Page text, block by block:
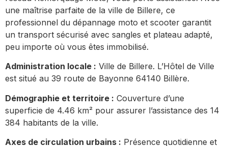
une maîtrise parfaite de la ville de Billere, ce
professionnel du dépannage moto et scooter garantit
un transport sécurisé avec sangles et plateau adapté,
peu importe où vous êtes immobilisé.
Administration locale : Ville de Billere. L’Hôtel de Ville
est situé au 39 route de Bayonne 64140 Billère.
Démographie et territoire : Couverture d’une
superficie de 4.46 km² pour assurer l’assistance des 14
384 habitants de la ville.
Axes de circulation urbains : Présence quotidienne et